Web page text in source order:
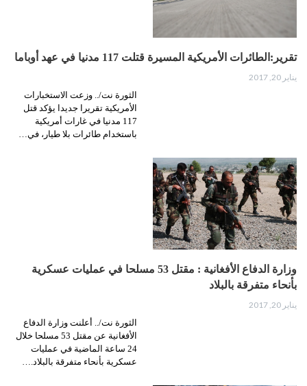
تقرير:الطائرات الأمريكية المسيرة قتلت 117 مدنيا في عهد أوباما
يناير 20, 2017
الثورة نت/.. وزعت الاستخبارات
الأمريكية تقريرا جديدا يؤكد قتل
117 مدنيا في غارات أمريكية
باستخدام طائرات بلا طيار، في…
وزارة الدفاع الأفغانية : مقتل 53 مسلحا في عمليات عسكرية
بأنحاء متفرقة بالبلاد
يناير 20, 2017
الثورة نت/.. أعلنت وزارة الدفاع
الأفغانية عن مقتل 53 مسلحا خلال
24 ساعة الماضية في عمليات
عسكرية بأنحاء متفرقة بالبلاد.…